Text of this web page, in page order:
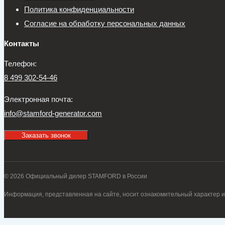
Политика конфиденциальности
Согласие на обработку персональных данных
Контакты
Телефон:
8 499 302-54-46
Электронная почта:
info@stamford-generator.com
Заказать звонок
© 2026 Официальный дилер STAMFORD в России
Информация, представленная на сайте, носит ознакомительный характер